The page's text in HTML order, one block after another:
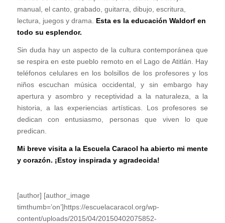
manual, el canto, grabado, guitarra, dibujo, escritura,
lectura, juegos y drama. Esta es la educación Waldorf en
todo su esplendor.
Sin duda hay un aspecto de la cultura contemporánea que
se respira en este pueblo remoto en el Lago de Atitlán. Hay
teléfonos celulares en los bolsillos de los profesores y los
niños escuchan música occidental, y sin embargo hay
apertura y asombro y receptividad a la naturaleza, a la
historia, a las experiencias artísticas. Los profesores se
dedican con entusiasmo, personas que viven lo que
predican.
Mi breve visita a la Escuela Caracol ha abierto mi mente
y corazón. ¡Estoy inspirada y agradecida!
[author] [author_image
timthumb=’on’]https://escuelacaracol.org/wp-
content/uploads/2015/04/20150402075852-